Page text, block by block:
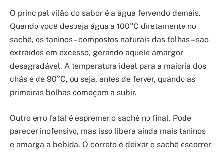
O principal vilão do sabor é a água fervendo demais.
Quando você despeja água a 100°C diretamente no
sachê, os taninos – compostos naturais das folhas – são
extraídos em excesso, gerando aquele amargor
desagradável. A temperatura ideal para a maioria dos
chás é de 90°C, ou seja, antes de ferver, quando as
primeiras bolhas começam a subir.
Outro erro fatal é espremer o sachê no final. Pode
parecer inofensivo, mas isso libera ainda mais taninos
e amarga a bebida. O correto é deixar o sachê escorrer